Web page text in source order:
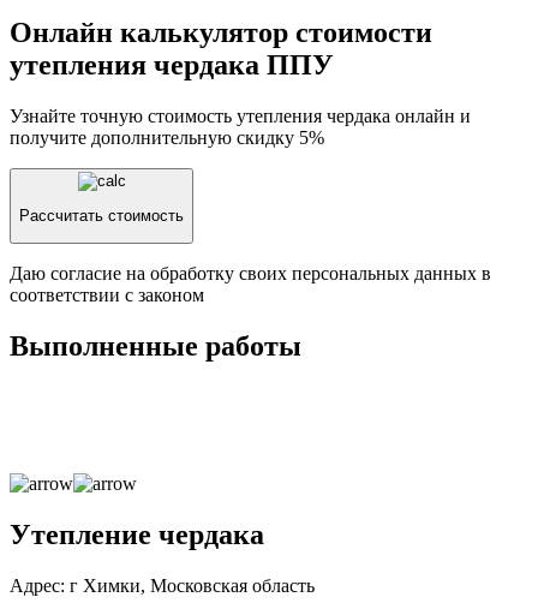
Онлайн калькулятор стоимости
утепления чердака ППУ
Узнайте точную стоимость утепления чердака онлайн и
получите дополнительную скидку 5%
Рассчитать стоимость
Даю согласие на обработку своих персональных данных в
соответствии с законом
Выполненные работы
Утепление чердака
Адрес: г Химки, Московская область